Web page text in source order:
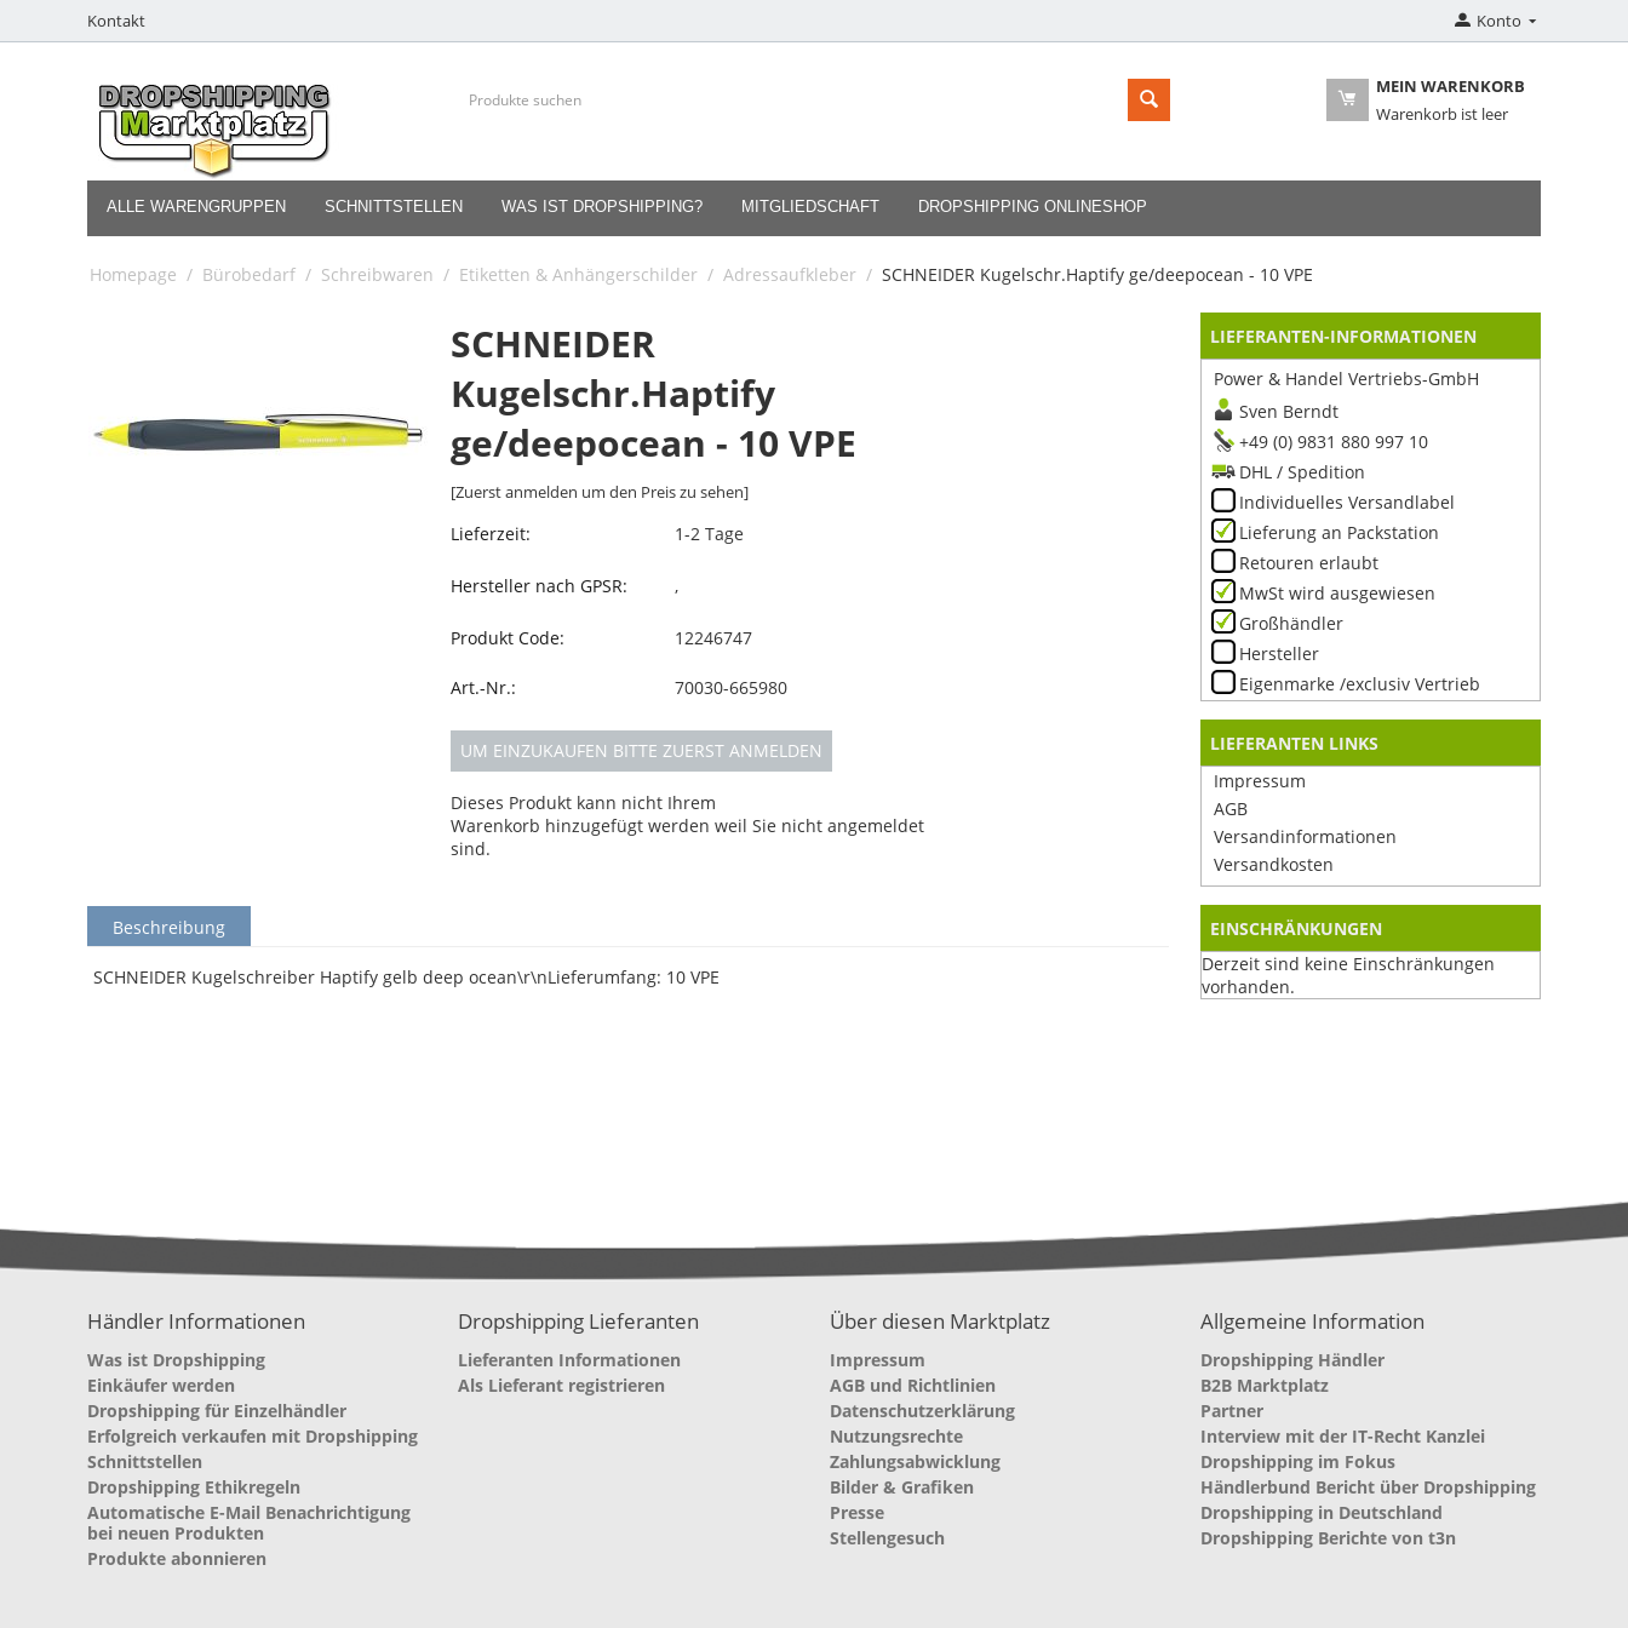
Kontakt Konto
MEIN WARENKORB
Warenkorb ist leer
ALLE WARENGRUPPEN SCHNITTSTELLEN WAS IST DROPSHIPPING? MITGLIEDSCHAFT DROPSHIPPING ONLINESHOP
Homepage / Bürobedarf / Schreibwaren / Etiketten & Anhängerschilder / Adressaufkleber / SCHNEIDER Kugelschr.Haptify ge/deepocean - 10 VPE
SCHNEIDER
Kugelschr.Haptify
ge/deepocean - 10 VPE
[Zuerst anmelden um den Preis zu sehen]
Lieferzeit: 1-2 Tage
Hersteller nach GPSR: ,
Produkt Code: 12246747
Art.-Nr.: 70030-665980
UM EINZUKAUFEN BITTE ZUERST ANMELDEN
Dieses Produkt kann nicht Ihrem
Warenkorb hinzugefügt werden weil Sie nicht angemeldet
sind.
Beschreibung
SCHNEIDER Kugelschreiber Haptify gelb deep ocean\r\nLieferumfang: 10 VPE
LIEFERANTEN-INFORMATIONEN
Power & Handel Vertriebs-GmbH
Sven Berndt
+49 (0) 9831 880 997 10
DHL / Spedition
Individuelles Versandlabel
Lieferung an Packstation
Retouren erlaubt
MwSt wird ausgewiesen
Großhändler
Hersteller
Eigenmarke /exclusiv Vertrieb
LIEFERANTEN LINKS
Impressum
AGB
Versandinformationen
Versandkosten
EINSCHRÄNKUNGEN
Derzeit sind keine Einschränkungen
vorhanden.
Händler Informationen
Was ist Dropshipping
Einkäufer werden
Dropshipping für Einzelhändler
Erfolgreich verkaufen mit Dropshipping
Schnittstellen
Dropshipping Ethikregeln
Automatische E-Mail Benachrichtigung
bei neuen Produkten
Produkte abonnieren
Dropshipping Lieferanten
Lieferanten Informationen
Als Lieferant registrieren
Über diesen Marktplatz
Impressum
AGB und Richtlinien
Datenschutzerklärung
Nutzungsrechte
Zahlungsabwicklung
Bilder & Grafiken
Presse
Stellengesuch
Allgemeine Information
Dropshipping Händler
B2B Marktplatz
Partner
Interview mit der IT-Recht Kanzlei
Dropshipping im Fokus
Händlerbund Bericht über Dropshipping
Dropshipping in Deutschland
Dropshipping Berichte von t3n